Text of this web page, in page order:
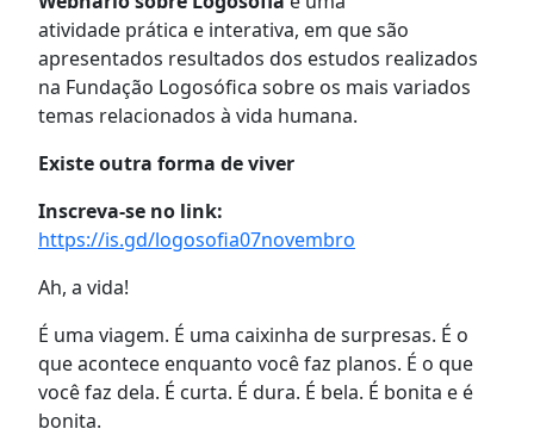
atividade prática e interativa, em que são
apresentados resultados dos estudos realizados
na Fundação Logosófica sobre os mais variados
temas relacionados à vida humana.
Existe outra forma de viver
Inscreva-se no link:
https://is.gd/logosofia07novembro
Ah, a vida!
É uma viagem. É uma caixinha de surpresas. É o
que acontece enquanto você faz planos. É o que
você faz dela. É curta. É dura. É bela. É bonita e é
bonita.